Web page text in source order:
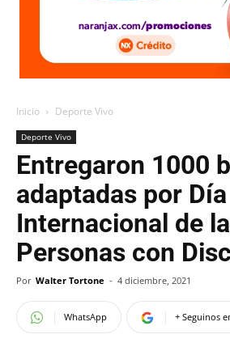
Inicio Deporte Vivo
Deporte Vivo
Entregaron 1000
adaptadas por Día
Internacional de
Personas con
Por Walter Tortone - 4 diciembre, 2021
WhatsApp + Seguinos